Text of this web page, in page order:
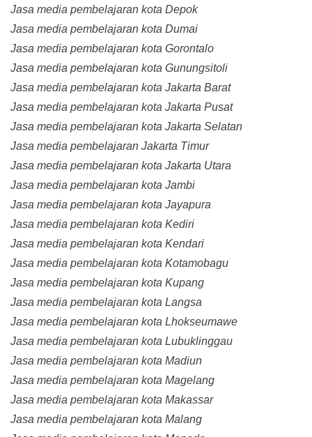
Jasa media pembelajaran kota Depok
Jasa media pembelajaran kota Dumai
Jasa media pembelajaran kota Gorontalo
Jasa media pembelajaran kota Gunungsitoli
Jasa media pembelajaran kota Jakarta Barat
Jasa media pembelajaran kota Jakarta Pusat
Jasa media pembelajaran kota Jakarta Selatan
Jasa media pembelajaran Jakarta Timur
Jasa media pembelajaran kota Jakarta Utara
Jasa media pembelajaran kota Jambi
Jasa media pembelajaran kota Jayapura
Jasa media pembelajaran kota Kediri
Jasa media pembelajaran kota Kendari
Jasa media pembelajaran kota Kotamobagu
Jasa media pembelajaran kota Kupang
Jasa media pembelajaran kota Langsa
Jasa media pembelajaran kota Lhokseumawe
Jasa media pembelajaran kota Lubuklinggau
Jasa media pembelajaran kota Madiun
Jasa media pembelajaran kota Magelang
Jasa media pembelajaran kota Makassar
Jasa media pembelajaran kota Malang